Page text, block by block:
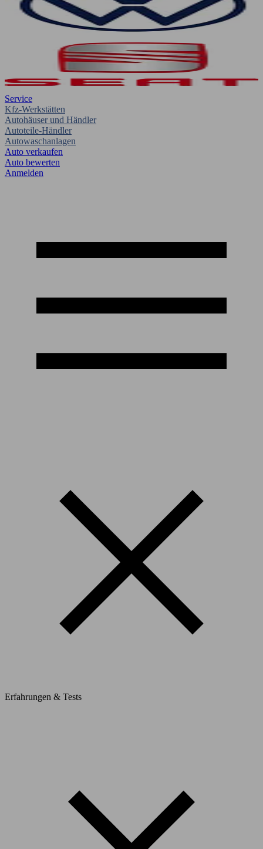
Service
Kfz-Werkstätten
Autohäuser und Händler
Autoteile-Händler
Autowaschanlagen
Auto verkaufen
Auto bewerten
Anmelden
Erfahrungen & Tests